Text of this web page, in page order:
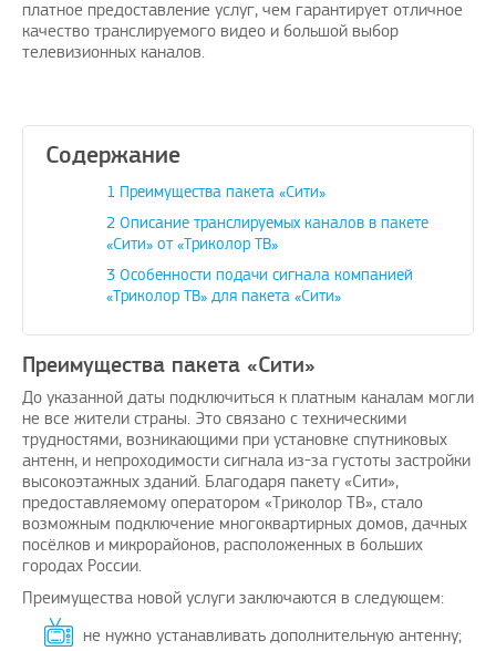
10.3.2021
Рады предложить вашему
вниманию решение проблем с
оплатой зарубежных услуг…
платное предоставление услуг, чем гарантирует отличное
качество транслируемого видео и большой выбор
телевизионных каналов.
Содержание
1 Преимущества пакета «Сити»
2 Описание транслируемых каналов в пакете
«Сити» от «Триколор ТВ»
3 Особенности подачи сигнала компанией
«Триколор ТВ» для пакета «Сити»
Преимущества пакета «Сити»
До указанной даты подключиться к платным каналам могли
не все жители страны. Это связано с техническими
трудностями, возникающими при установке спутниковых
антенн, и непроходимости сигнала из-за густоты застройки
высокоэтажных зданий. Благодаря пакету «Сити»,
предоставляемому оператором «Триколор ТВ», стало
возможным подключение многоквартирных домов, дачных
посёлков и микрорайонов, расположенных в больших
городах России.
Преимущества новой услуги заключаются в следующем:
не нужно устанавливать дополнительную антенну;